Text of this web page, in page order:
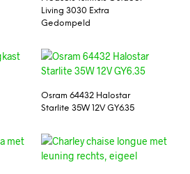
Living 3030 Extra
Gedompeld
Osram 64432 Halostar
Starlite 35W 12V GY6.35